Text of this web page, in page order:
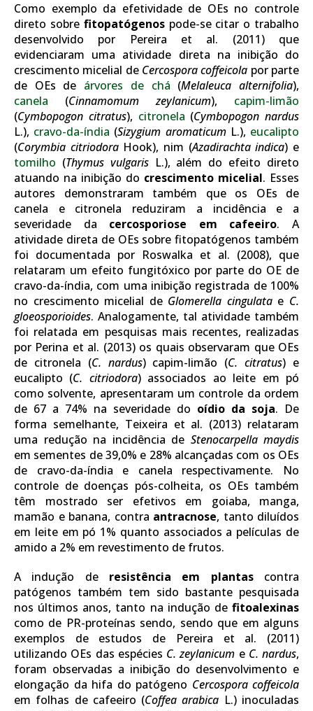
Como exemplo da efetividade de OEs no controle
direto sobre fitopatógenospode-se citar o trabalho
desenvolvido por Pereira et al. (2011) que
evidenciaram uma atividade direta na inibição do
crescimento micelial de Cercospora coffeicola por parte
de OEs de árvores de chá (Melaleuca alternifolia),
canela (Cinnamomum zeylanicum), capim-limão
(Cymbopogon citratus), citronela (Cymbopogon nardus
L.), cravo-da-índia (Sizygium aromaticumL.), eucalipto
(Corymbia citriodoraHook), nim (Azadirachta indica) e
tomilho (Thymus vulgarisL.), além do efeito direto
atuando na inibição do crescimento micelial. Esses
autores demonstraram também que os OEs de
canela e citronela reduziram a incidência e a
severidade da cercosporiose em cafeeiro. A
atividade direta de OEs sobre fitopatógenos também
foi documentada por Roswalka et al. (2008), que
relataram um efeito fungitóxico por parte do OE de
cravo-da-índia, com uma inibição registrada de 100%
no crescimento micelial de Glomerella cingulatae C.
gloeosporioides. Analogamente, tal atividade também
foi relatada em pesquisas mais recentes, realizadas
por Perina et al. (2013) os quais observaram que OEs
de citronela (C. nardus) capim-limão (C. citratus) e
eucalipto (C. citriodora) associados ao leite em pó
como solvente, apresentaram um controle da ordem
de 67 a 74% na severidade do oídio da soja. De
forma semelhante, Teixeira et al. (2013) relataram
uma redução na incidência de Stenocarpella maydis
em sementes de 39,0% e 28% alcançadas com os OEs
de cravo-da-índia e canela respectivamente. No
controle de doenças pós-colheita, os OEs também
têm mostrado ser efetivos em goiaba, manga,
mamão e banana, contra antracnose, tanto diluídos
em leite em pó 1% quanto associados a películas de
amido a 2% em revestimento de frutos.
A indução de resistência em plantascontra
patógenos também tem sido bastante pesquisada
nos últimos anos, tanto na indução de fitoalexinas
como de PR-proteínas sendo, sendo que em alguns
exemplos de estudos de Pereira et al. (2011)
utilizando OEs das espécies C. zeylanicum e C. nardus,
foram observadas a inibição do desenvolvimento e
elongação da hifa do patógeno Cercospora coffeicola
em folhas de cafeeiro (Coffea arabica L.) inoculadas